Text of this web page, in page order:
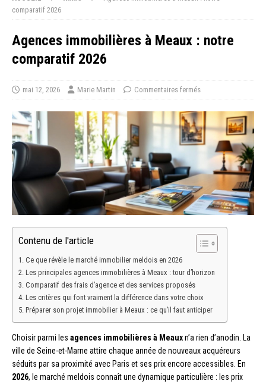
comparatif 2026
Agences immobilières à Meaux : notre
comparatif 2026
mai 12, 2026 Marie Martin Commentaires fermés
Contenu de l'article
Ce que révèle le marché immobilier meldois en 2026
Les principales agences immobilières à Meaux : tour d’horizon
Comparatif des frais d’agence et des services proposés
Les critères qui font vraiment la différence dans votre choix
Préparer son projet immobilier à Meaux : ce qu’il faut anticiper
Choisir parmi les agences immobilières à Meauxn’a rien d’anodin. La
ville de Seine-et-Marne attire chaque année de nouveaux acquéreurs
séduits par sa proximité avec Paris et ses prix encore accessibles. En
2026, le marché meldois connaît une dynamique particulière : les prix